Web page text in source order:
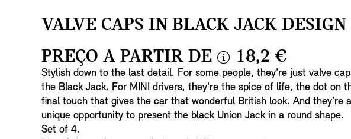
VALVE CAPS IN BLACK JACK DESIGN
PREÇO A PARTIR DE
i
n
f
o
18,2 €
Stylish down to the last detail. For some people, they're just valve
the Black Jack. For MINI drivers, they're the spice of life, the dot on
final touch that gives the car that wonderful British look. And they're
unique opportunity to present the black Union Jack in a round shape.
Set of 4.